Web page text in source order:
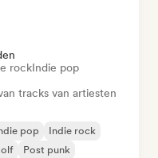
rockIndie pop
tracks van artiesten
pop
Indie rock
Post punk